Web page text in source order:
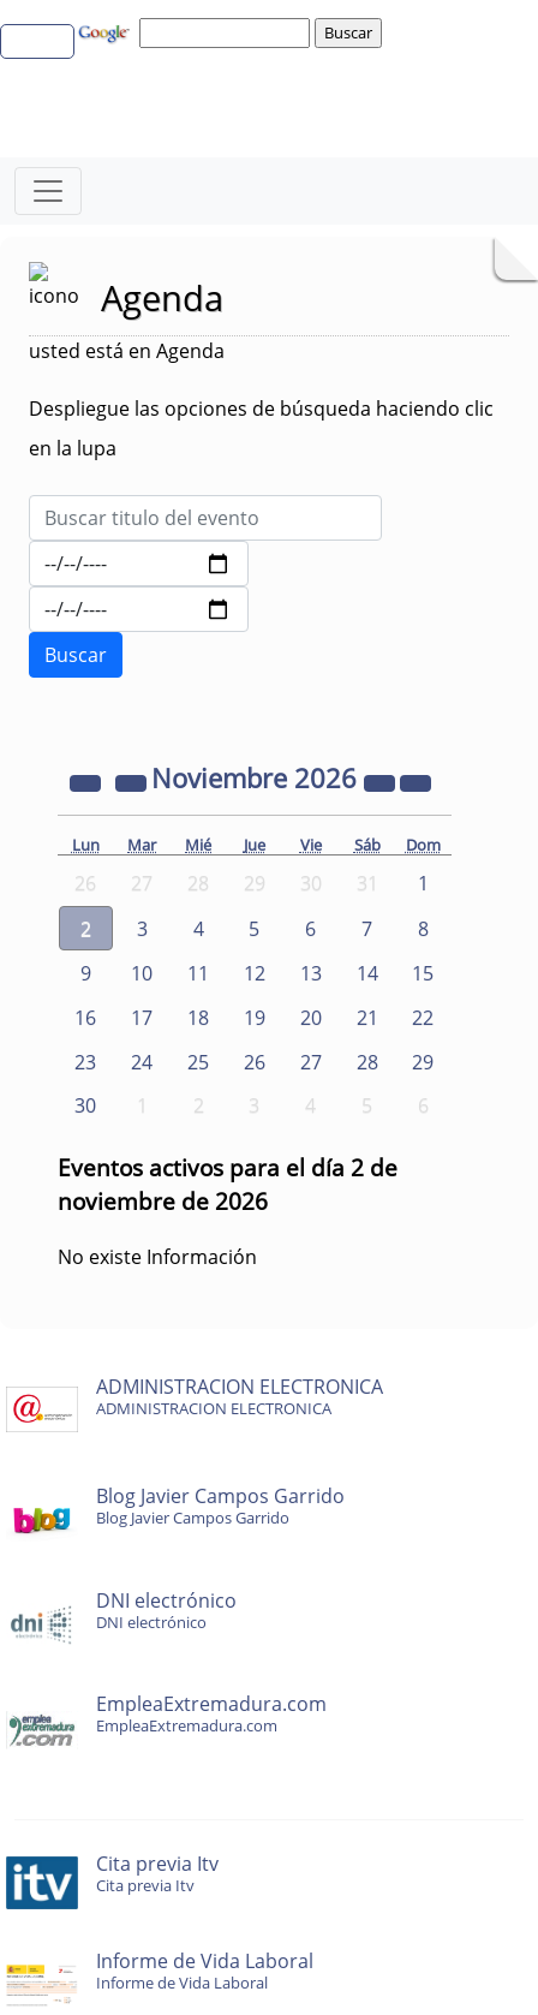
Agenda
usted está en Agenda
Despliegue las opciones de búsqueda haciendo clic
en la lupa
Noviembre 2026
Lun Mar Mié Jue Vie Sáb Dom
26 27 28 29 30 31
1
2
3 4 5 6 7
8
9
10 11 12 13 14
15
16
17 18 19 20 21
22
23
24 25 26 27 28
29
30
1 2 3 4 5 6
Eventos activos para el día 2 de
noviembre de 2026
No existe Información
ADMINISTRACION ELECTRONICA
ADMINISTRACION ELECTRONICA
Blog Javier Campos Garrido
Blog Javier Campos Garrido
DNI electrónico
DNI electrónico
EmpleaExtremadura.com
EmpleaExtremadura.com
Cita previa Itv
Cita previa Itv
Informe de Vida Laboral
Informe de Vida Laboral